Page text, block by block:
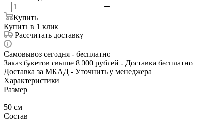
Купить
Купить в 1 клик
Рассчитать доставку
Самовывоз сегодня - бесплатно
Заказ букетов свыше 8 000 рублей - Доставка бесплатно
Доставка за МКАД - Уточнить у менеджера
Характеристики
Размер
—
50 см
Состав
—